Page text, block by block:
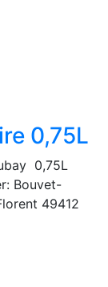
0,75L
0,75L
Bouvet-
49412